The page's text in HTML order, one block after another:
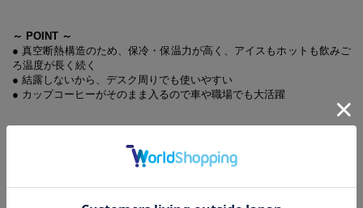
～ POINT ～
● 真空断熱構造のため、保冷・保温力が高く、アイスもホットも飲みご
ろ温度が長く続く
● 結露しないから、デスク周りでも使いやすい
● カップコーヒーがそのまま入るので車や職場でも大活躍
ピクミン 真空断熱タンブラーBOOK ピクミンがひょっこりver.